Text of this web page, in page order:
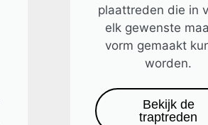
plaattreden die in
elk gewenste
vorm gemaakt
worden.
Bekijk de
traptreden